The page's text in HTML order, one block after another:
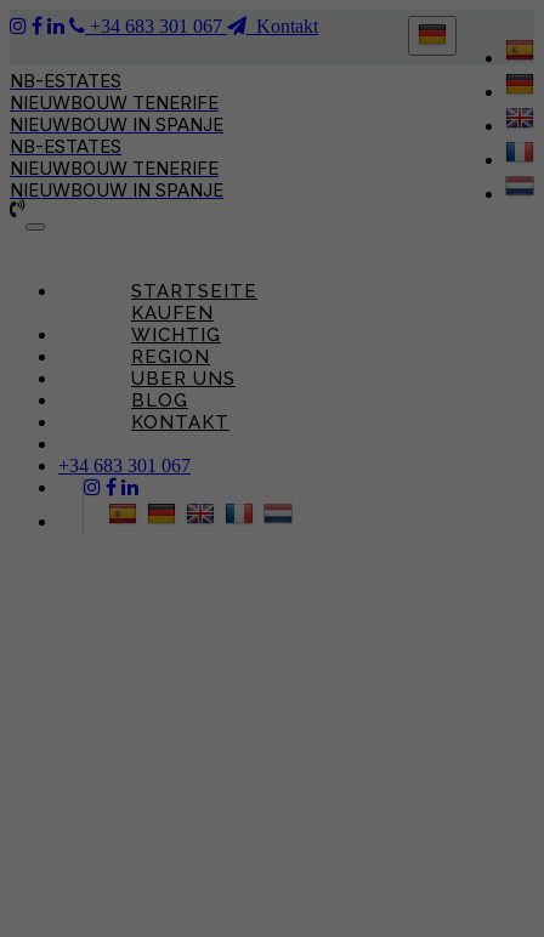
+34 683 301 067 Kontakt
NB-ESTATES
NIEUWBOUW TENERIFE
NIEUWBOUW IN SPANJE
NB-ESTATES
NIEUWBOUW TENERIFE
NIEUWBOUW IN SPANJE
Toggle
STARTSEITE
KAUFEN
WICHTIG
REGION
UBER UNS
BLOG
KONTAKT
+34 683 301 067